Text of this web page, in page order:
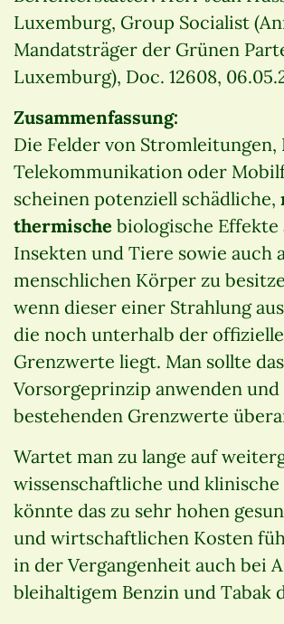
Luxemburg, Group Socialist
Mandatsträger der Grünen
Luxemburg), Doc. 12608,
Zusammenfassung:
Die Felder von Stromleitungen,
Telekommunikation oder
scheinen potenziell schädliche,
thermische biologische Effekte
Insekten und Tiere sowie auch
menschlichen Körper zu
wenn dieser einer Strahlung
die noch unterhalb der
Grenzwerte liegt. Man sollte das
Vorsorgeprinzip anwenden
bestehenden Grenzwerte
Wartet man zu lange auf
wissenschaftliche und klinische
könnte das zu sehr hohen
und wirtschaftlichen Kosten
in der Vergangenheit auch bei
bleihaltigem Benzin und Tabak